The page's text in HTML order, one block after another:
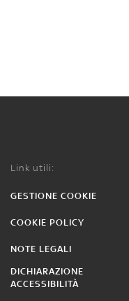
Link utili:
GESTIONE COOKIE
COOKIE POLICY
NOTE LEGALI
DICHIARAZIONE
ACCESSIBILITÀ